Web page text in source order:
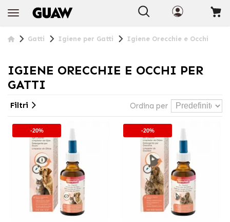
Gatti Igiene per Gatti Igiene Orecchie e Occhi
IGIENE ORECCHIE E OCCHI PER
GATTI
Ordina per
Filtri
-20% -20%